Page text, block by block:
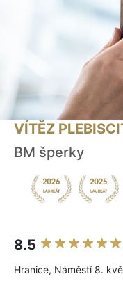
VÍTĚZ
BM šperky
8.5
Hranice, Náměstí 8.